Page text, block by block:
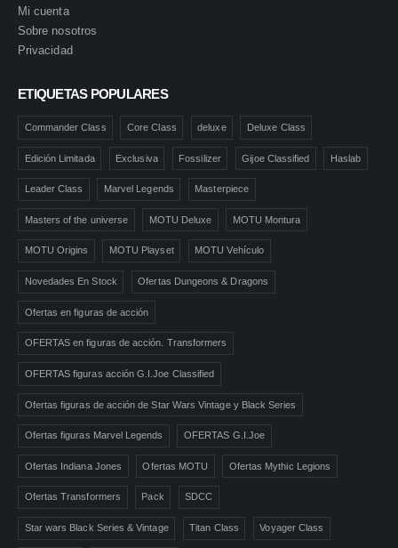
Mi cuenta
Sobre nosotros
Privacidad
ETIQUETAS POPULARES
Commander Class Core Class deluxe Deluxe Class
Edición Limitada Exclusiva Fossilizer Gijoe Classified Haslab
Leader Class Marvel Legends Masterpiece
Masters of the universe MOTU Deluxe MOTU Montura
MOTU Origins MOTU Playset MOTU Vehículo
Novedades En Stock Ofertas Dungeons & Dragons
Ofertas en figuras de acción
OFERTAS en figuras de acción. Transformers
OFERTAS figuras acción G.I.Joe Classified
Ofertas figuras de acción de Star Wars Vintage y Black Series
Ofertas figuras Marvel Legends OFERTAS G.I.Joe
Ofertas Indiana Jones Ofertas MOTU Ofertas Mythic Legions
Ofertas Transformers Pack SDCC
Star wars Black Series & Vintage Titan Class Voyager Class